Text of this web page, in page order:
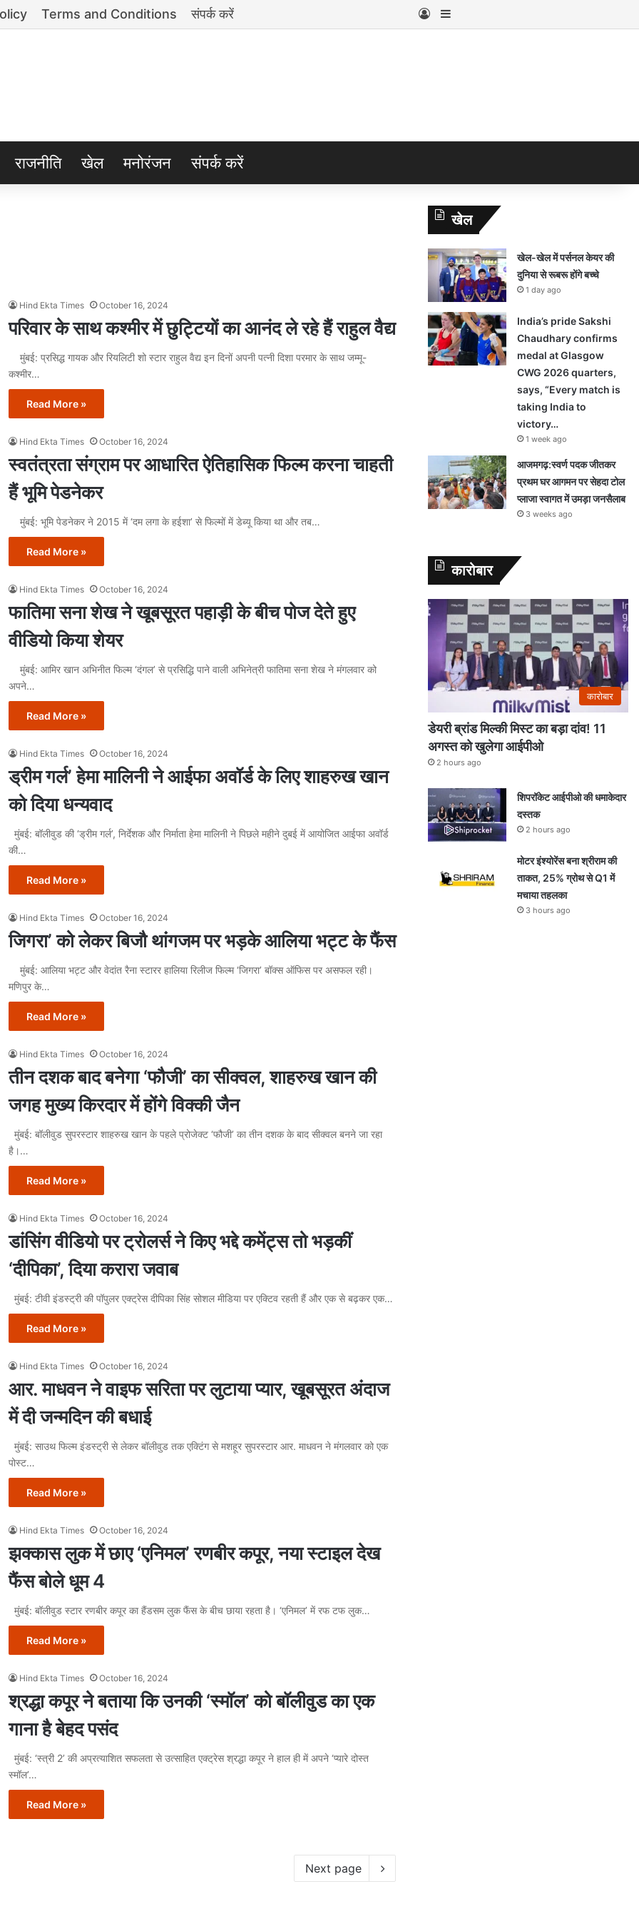
Terms and Conditions संपर्क करें Log InSidebar
राजनीति खेल मनोरंजन संपर्क करें
Hind Ekta Times October 16, 2024
परिवार के साथ कश्मीर में छुट्टियों का आनंद ले रहे हैं राहुल वैद्य
मुंबई: प्रसिद्ध गायक और रियलिटी शो स्टार राहुल वैद्य इन दिनों अपनी पत्‍नी दिशा परमार के साथ जम्मू-
कश्मीर…
Read More »
Hind Ekta Times October 16, 2024
स्वतंत्रता संग्राम पर आधारित ऐतिहासिक फिल्म करना चाहती
हैं भूमि पेडनेकर
मुंबई: भूमि पेडनेकर ने 2015 में ‘दम लगा के हईशा’ से फिल्मों में डेब्यू किया था और तब…
Read More »
Hind Ekta Times October 16, 2024
फातिमा सना शेख ने खूबसूरत पहाड़ी के बीच पोज देते हुए
वीडियो किया शेयर
मुंबई: आमिर खान अभिनीत फिल्म ‘दंगल’ से प्रसिद्धि पाने वाली अभिनेत्री फातिमा सना शेख ने मंगलवार को
अपने…
Read More »
Hind Ekta Times October 16, 2024
ड्रीम गर्ल’ हेमा मालिनी ने आईफा अवॉर्ड के लिए शाहरुख खान
को दिया धन्यवाद
मुंबई: बॉलीवुड की ‘ड्रीम गर्ल’, निर्देशक और निर्माता हेमा मालिनी ने पिछले महीने दुबई में आयोजित आईफा अवॉर्ड
की…
Read More »
Hind Ekta Times October 16, 2024
जिगरा’ को लेकर बिजौ थांगजम पर भड़के आलिया भट्ट के फैंस
मुंबई: आलिया भट्ट और वेदांत रैना स्टारर हालिया रिलीज फिल्म ‘जिगरा’ बॉक्स ऑफिस पर असफल रही।
मणिपुर के…
Read More »
Hind Ekta Times October 16, 2024
तीन दशक बाद बनेगा ‘फौजी’ का सीक्वल, शाहरुख खान की
जगह मुख्य किरदार में होंगे विक्की जैन
मुंबई: बॉलीवुड सुपरस्टार शाहरुख खान के पहले प्रोजेक्ट ‘फौजी’ का तीन दशक के बाद सीक्वल बनने जा रहा
है।…
Read More »
Hind Ekta Times October 16, 2024
डांसिंग वीडियो पर ट्रोलर्स ने किए भद्दे कमेंट्स तो भड़कीं
‘दीपिका’, दिया करारा जवाब
मुंबई: टीवी इंडस्ट्री की पॉपुलर एक्ट्रेस दीपिका सिंह सोशल मीडिया पर एक्टिव रहती हैं और एक से बढ़कर एक…
Read More »
Hind Ekta Times October 16, 2024
आर. माधवन ने वाइफ सरिता पर लुटाया प्यार, खूबसूरत अंदाज
में दी जन्मदिन की बधाई
मुंबई: साउथ फिल्म इंडस्ट्री से लेकर बॉलीवुड तक एक्टिंग से मशहूर सुपरस्टार आर. माधवन ने मंगलवार को एक
पोस्ट…
Read More »
Hind Ekta Times October 16, 2024
झक्कास लुक में छाए ‘एनिमल’ रणबीर कपूर, नया स्टाइल देख
फैंस बोले धूम 4
मुंबई: बॉलीवुड स्टार रणबीर कपूर का हैंडसम लुक फैंस के बीच छाया रहता है। ‘एनिमल’ में रफ टफ लुक…
Read More »
Hind Ekta Times October 16, 2024
श्रद्धा कपूर ने बताया कि उनकी ‘स्मॉल’ को बॉलीवुड का एक
गाना है बेहद पसंद
मुंबई: ‘स्त्री 2’ की अप्रत्याशित सफलता से उत्साहित एक्ट्रेस श्रद्धा कपूर ने हाल ही में अपने ‘प्यारे दोस्त
स्मॉल’…
Read More »
Next page
खेल
खेल-खेल में पर्सनल केयर की
दुनिया से रूबरू होंगे बच्चे
1 day ago
India’s pride Sakshi
Chaudhary confirms
medal at Glasgow
CWG 2026 quarters,
says, “Every match is
taking India to
victory…
1 week ago
आजमगढ़:स्वर्ण पदक जीतकर
प्रथम घर आगमन पर सेहदा टोल
प्लाजा स्वागत में उमड़ा जनसैलाब
3 weeks ago
कारोबार
कारोबार
डेयरी ब्रांड मिल्की मिस्ट का बड़ा दांव! 11
अगस्त को खुलेगा आईपीओ
2 hours ago
शिपरॉकेट आईपीओ की धमाकेदार
दस्तक
2 hours ago
मोटर इंश्योरेंस बना श्रीराम की
ताकत, 25% ग्रोथ से Q1 में
मचाया तहलका
3 hours ago